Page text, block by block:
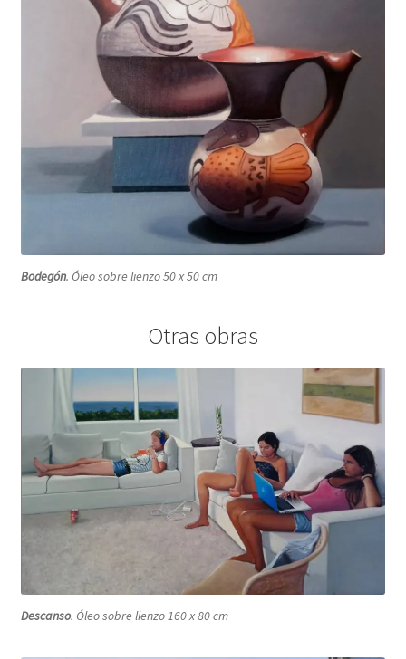
Bodegón. Óleo sobre lienzo 50 x 50 cm
Otras obras
Descanso. Óleo sobre lienzo 160 x 80 cm